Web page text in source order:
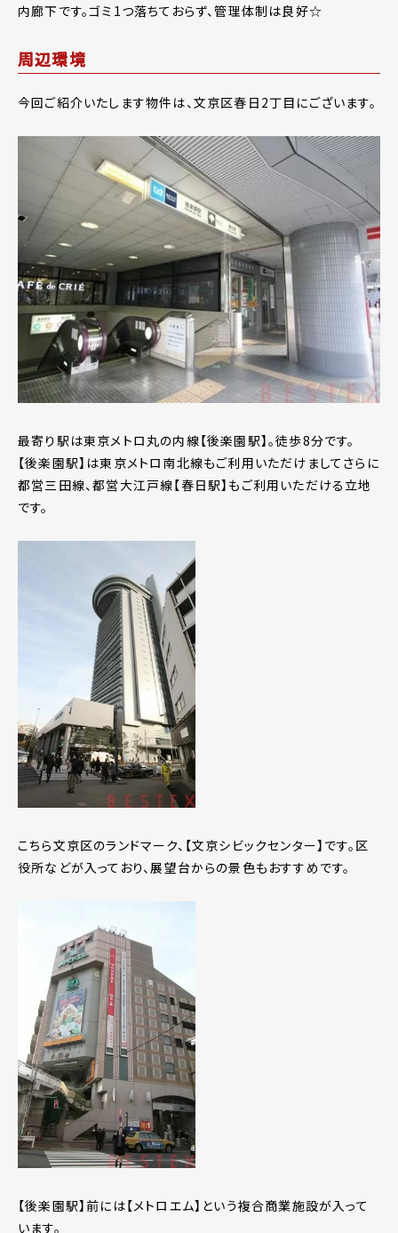
内廊下です。ゴミ1つ落ちておらず、管理体制は良好☆
周辺環境
今回ご紹介いたします物件は、文京区春日2丁目にございます。
最寄り駅は東京メトロ丸の内線【後楽園駅】。徒歩8分です。
【後楽園駅】は東京メトロ南北線もご利用いただけましてさらに
都営三田線、都営大江戸線【春日駅】もご利用いただける立地
です。
こちら文京区のランドマーク、【文京シビックセンター】です。区
役所などが入っており、展望台からの景色もおすすめです。
【後楽園駅】前には【メトロエム】という複合商業施設が入って
います。